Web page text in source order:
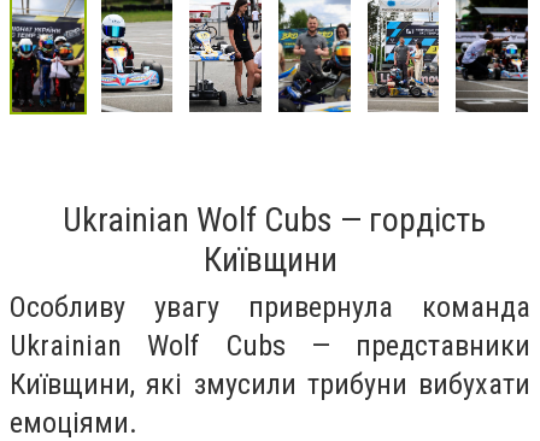
Ukrainian Wolf Cubs — гордість
Київщини
Особливу увагу привернула команда
Ukrainian Wolf Cubs — представники
Київщини, які змусили трибуни вибухати
емоціями.